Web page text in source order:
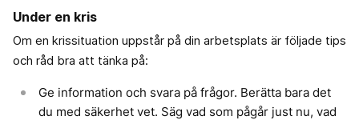
Under en kris
Om en krissituation uppstår på din arbetsplats är följade tips
och råd bra att tänka på:
Ge information och svara på frågor. Berätta bara det
du med säkerhet vet. Säg vad som pågår just nu, vad